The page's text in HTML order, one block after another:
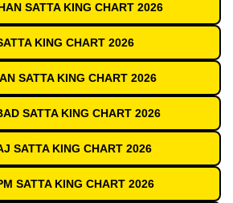
SATTA KING CHART 2026
KING CHART 2026
SATTA KING CHART 2026
SATTA KING CHART 2026
SATTA KING CHART 2026
SATTA KING CHART 2026